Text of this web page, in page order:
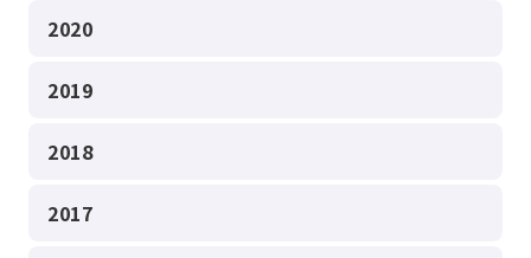
2020
2019
2018
2017